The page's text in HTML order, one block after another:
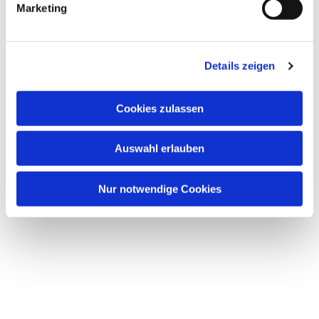
Marketing
Details zeigen
Cookies zulassen
Auswahl erlauben
Nur notwendige Cookies
Dies könnte Sie auch
interessieren